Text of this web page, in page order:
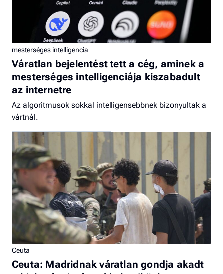
mesterséges intelligencia
Váratlan bejelentést tett a cég, aminek a
mesterséges intelligenciája kiszabadult
az internetre
Az algoritmusok sokkal intelligensebbnek bizonyultak a
vártnál.
Ceuta
Ceuta: Madridnak váratlan gondja akadt